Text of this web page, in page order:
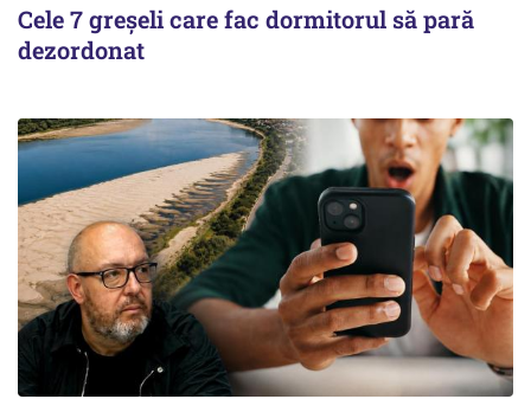
Cele 7 greșeli care fac dormitorul să pară
dezordonat